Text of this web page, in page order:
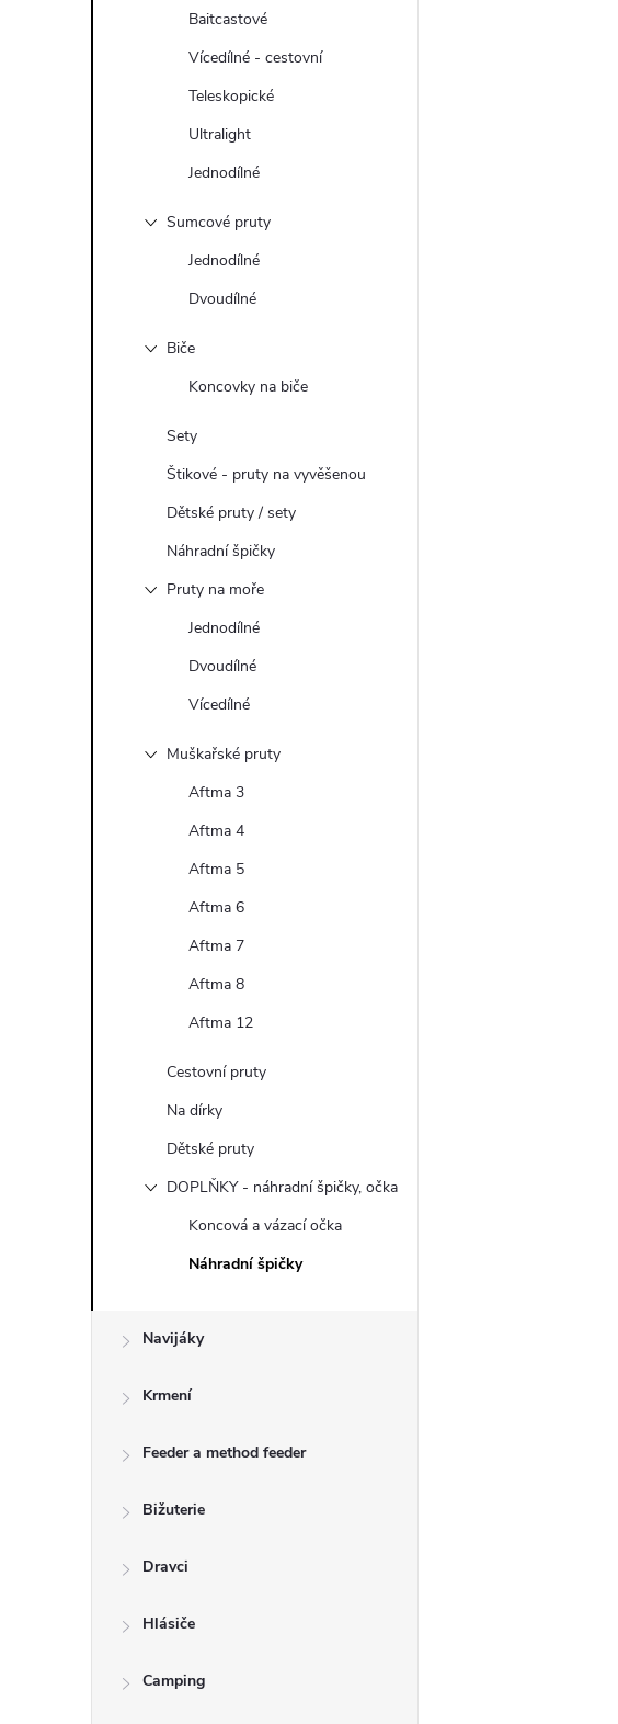
Baitcastové
Vícedílné - cestovní
Teleskopické
Ultralight
Jednodílné
Sumcové pruty
Jednodílné
Dvoudílné
Biče
Koncovky na biče
Sety
Štikové - pruty na vyvěšenou
Dětské pruty / sety
Náhradní špičky
Pruty na moře
Jednodílné
Dvoudílné
Vícedílné
Muškařské pruty
Aftma 3
Aftma 4
Aftma 5
Aftma 6
Aftma 7
Aftma 8
Aftma 12
Cestovní pruty
Na dírky
Dětské pruty
DOPLŇKY - náhradní špičky, očka
Koncová a vázací očka
Náhradní špičky
Navijáky
Krmení
Feeder a method feeder
Bižuterie
Dravci
Hlásiče
Camping